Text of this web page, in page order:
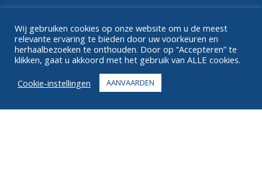
OVER
Wij gebruiken cookies op onze website om u de meest
relevante ervaring te bieden door uw voorkeuren en
herhaalbezoeken te onthouden. Door op “Accepteren” te
klikken, gaat u akkoord met het gebruik van ALLE cookies.
Cookie-instellingen
AANVAARDEN